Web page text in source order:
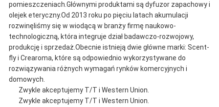
NAMI
AKTUALNOŚCI
POPROSIĆ
pomieszczeniach.Głównymi produktami są dyfuzor zapachowy i
olejek eteryczny.Od 2013 roku po pięciu latach akumulacji
rozwinęliśmy się w wiodącą w branży firmę naukowo-
technologiczną, która integruje dział badawczo-rozwojowy,
produkcję i sprzedaż.Obecnie istnieją dwie główne marki: Scent-
fly i Crearoma, które są odpowiednio wykorzystywane do
rozwiązywania różnych wymagań rynków komercyjnych i
domowych.
Zwykle akceptujemy T/T i Western Union.
Zwykle akceptujemy T/T i Western Union.